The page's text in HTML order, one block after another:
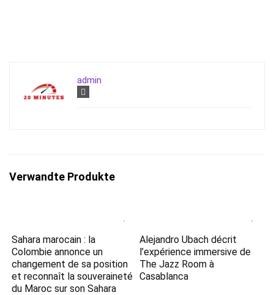
admin
Verwandte Produkte
Sahara marocain : la
Colombie annonce un
changement de sa position
et reconnaît la souveraineté
du Maroc sur son Sahara
Alejandro Ubach décrit
l’expérience immersive de
The Jazz Room à
Casablanca